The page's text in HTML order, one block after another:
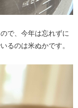
で、今年は忘れずに
るのは米ぬかです。